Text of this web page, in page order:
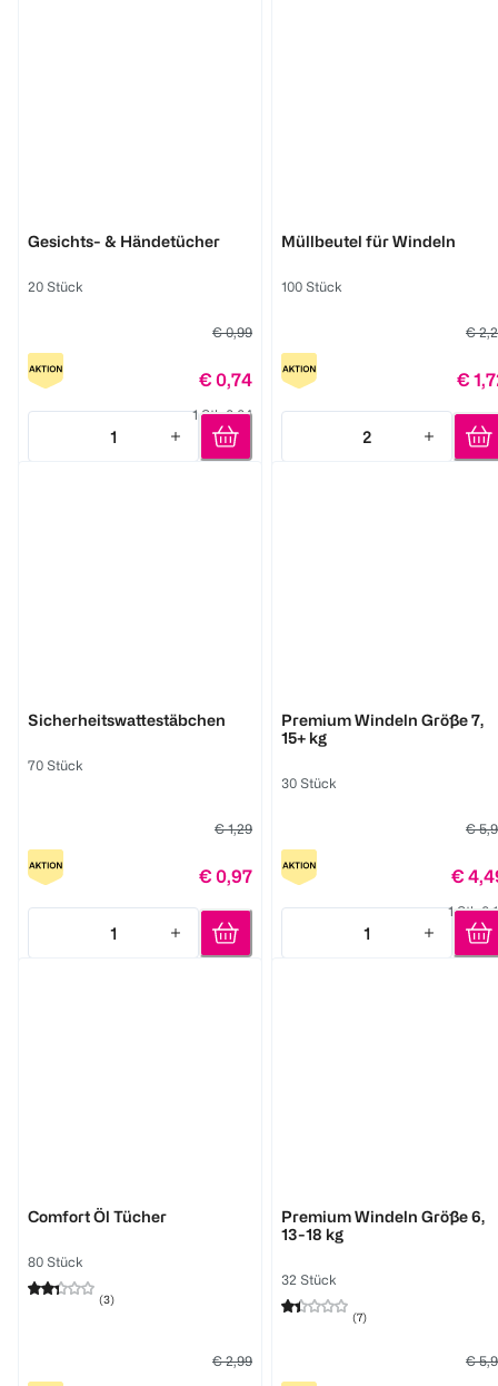
Gesichts- & Händetücher
20 Stück
€ 0,99
€ 0,74
1 Stk 0,04
1
Quantity: 1
Müllbeutel für Windeln
100 Stück
€
€
2
Quantity: 2
Sicherheitswattestäbchen
70 Stück
€ 1,29
€ 0,97
1
Quantity: 1
Premium Windeln Größe 7,
15+ kg
30 Stück
€
€
1 Stk
1
Quantity: 1
Comfort Öl Tücher
80 Stück
(3)
€ 2,99
Premium Windeln Größe 6,
13-18 kg
32 Stück
(7)
€